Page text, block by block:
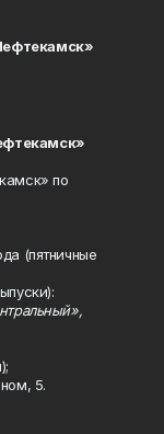
по
(пятничные
5.